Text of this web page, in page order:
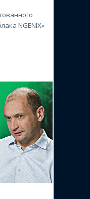
NGENIX»